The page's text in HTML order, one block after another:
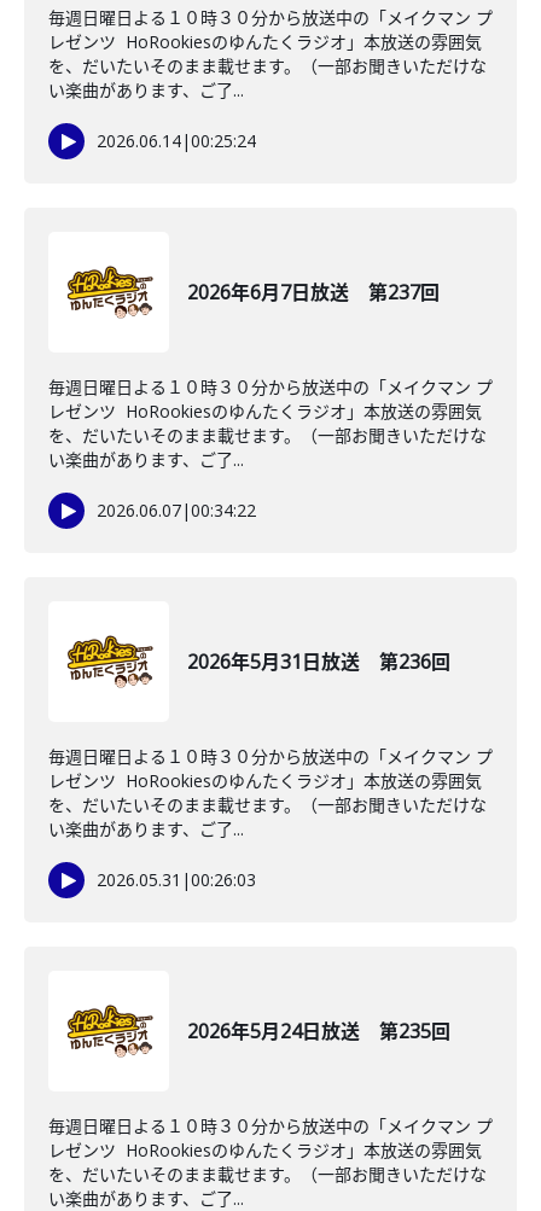
毎週日曜日よる１０時３０分から放送中の「メイクマン プ
レゼンツ HoRookiesのゆんたくラジオ」本放送の雰囲気
を、だいたいそのまま載せます。（一部お聞きいただけな
い楽曲があります、ご了...
2026.06.14|00:25:24
2026年6月7日放送 第237回
毎週日曜日よる１０時３０分から放送中の「メイクマン プ
レゼンツ HoRookiesのゆんたくラジオ」本放送の雰囲気
を、だいたいそのまま載せます。（一部お聞きいただけな
い楽曲があります、ご了...
2026.06.07|00:34:22
2026年5月31日放送 第236回
毎週日曜日よる１０時３０分から放送中の「メイクマン プ
レゼンツ HoRookiesのゆんたくラジオ」本放送の雰囲気
を、だいたいそのまま載せます。（一部お聞きいただけな
い楽曲があります、ご了...
2026.05.31 |00:26:03
2026年5月24日放送 第235回
毎週日曜日よる１０時３０分から放送中の「メイクマン プ
レゼンツ HoRookiesのゆんたくラジオ」本放送の雰囲気
を、だいたいそのまま載せます。（一部お聞きいただけな
い楽曲があります、ご了...